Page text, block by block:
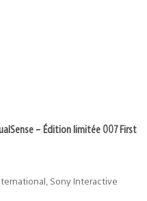
– Édition limitée 007 First
Sony Interactive